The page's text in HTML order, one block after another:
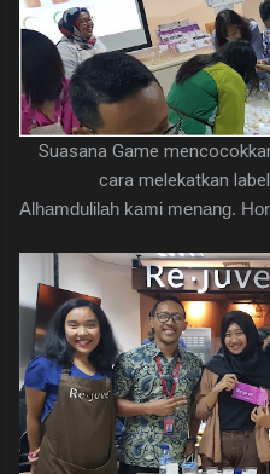
Suasana Game
cara melekatkan
Alhamdulilah kami menang.